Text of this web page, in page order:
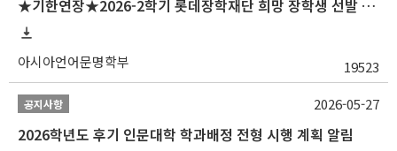
★기한연장★2026-2학기 롯데장학재단 희망 장학생 선발 안내(~6/15
아시아언어문명학부 19523
공지사항
2026학년도 후기 인문대학 학과배정 전형 시행 계획 알림
2026-05-27